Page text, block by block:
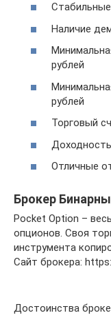
Наличие
рублей
рублей
Торговый
Отличные
Брокер
Pocket Option –
опционов. Своя
инструмента
Сайт брокера:
Достоинства